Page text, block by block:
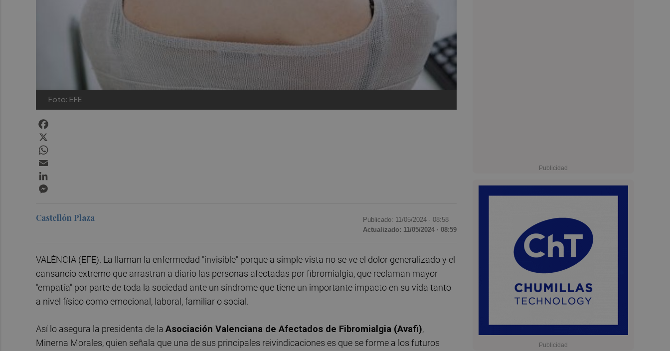
Foto: EFE
Castellón Plaza Publicado: 11/05/2024 · 08:58
Actualizado: 11/05/2024 · 08:59
VALÈNCIA (EFE). La llaman la enfermedad "invisible" porque a simple vista no se ve el dolor generalizado y el
cansancio extremo que arrastran a diario las personas afectadas por fibromialgia, que reclaman mayor
"empatía" por parte de toda la sociedad ante un síndrome que tiene un importante impacto en su vida tanto
a nivel físico como emocional, laboral, familiar o social.
Así lo asegura la presidenta de la Asociación Valenciana de Afectados de Fibromialgia (Avafi),
Minerna Morales, quien señala que una de sus principales reivindicaciones es que se forme a los futuros